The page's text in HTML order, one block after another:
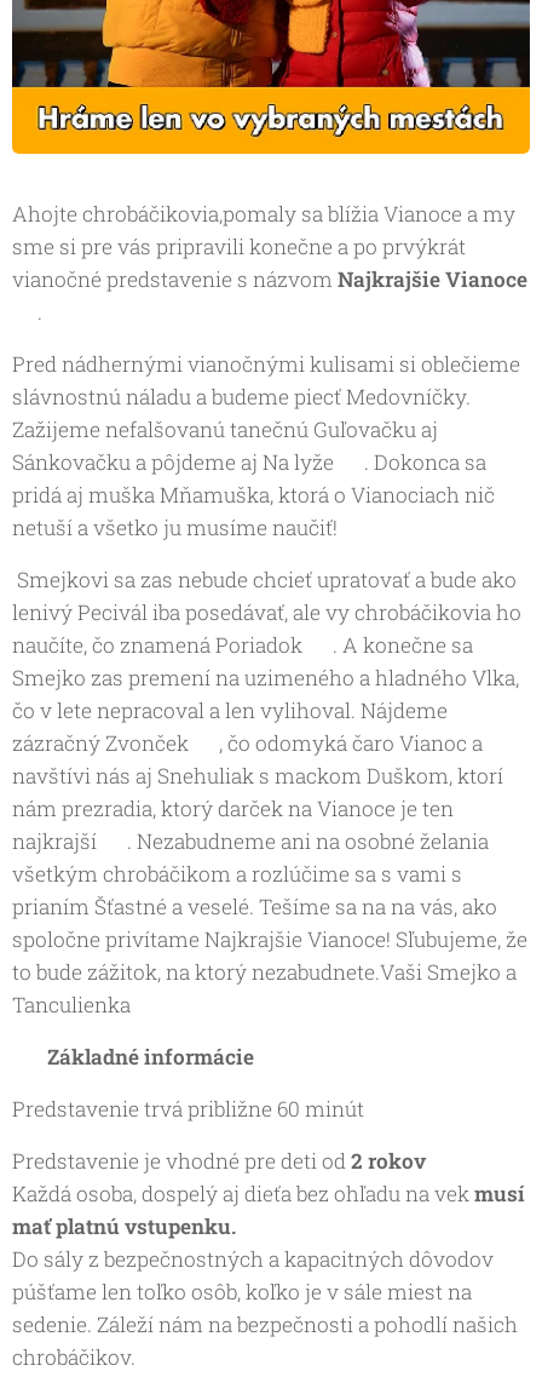
Ahojte chrobáčikovia,pomaly sa blížia Vianoce a my
sme si pre vás pripravili konečne a po prvýkrát
vianočné predstavenie s názvom Najkrajšie Vianoce
🎄.
Pred nádhernými vianočnými kulisami si oblečieme
slávnostnú náladu a budeme piecť Medovníčky.
Zažijeme nefalšovanú tanečnú Guľovačku aj
Sánkovačku a pôjdeme aj Na lyže ⛷️. Dokonca sa
pridá aj muška Mňamuška, ktorá o Vianociach nič
netuší a všetko ju musíme naučiť!
Smejkovi sa zas nebude chcieť upratovať a bude ako
lenivý Pecivál iba posedávať, ale vy chrobáčikovia ho
naučíte, čo znamená Poriadok 🧹. A konečne sa
Smejko zas premení na uzimeného a hladného Vlka,
čo v lete nepracoval a len vylihoval. Nájdeme
zázračný Zvonček 🔔, čo odomyká čaro Vianoc a
navštívi nás aj Snehuliak s mackom Duškom, ktorí
nám prezradia, ktorý darček na Vianoce je ten
najkrajší 😇. Nezabudneme ani na osobné želania
všetkým chrobáčikom a rozlúčime sa s vami s
prianím Šťastné a veselé. Tešíme sa na na vás, ako
spoločne privítame Najkrajšie Vianoce! Sľubujeme, že
to bude zážitok, na ktorý nezabudnete.Vaši Smejko a
Tanculienka 🐞🐝
Základné informácie
Predstavenie trvá približne 60 minút
Predstavenie je vhodné pre deti od2 rokov
Každá osoba, dospelý aj dieťa bez ohľadu na vekmusí
mať platnú vstupenku.
Do sály z bezpečnostných a kapacitných dôvodov
púšťame len toľko osôb, koľko je v sále miest na
sedenie. Záleží nám na bezpečnosti a pohodlí našich
chrobáčikov.